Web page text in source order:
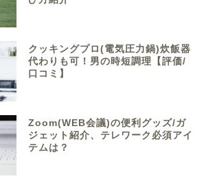
クッキングプロ(電気圧力鍋)炊飯器
代わりも可！男の時短調理【評価/
口コミ】
Zoom(WEB会議)の便利グッズ/ガ
ジェット紹介、テレワーク必須アイ
テムは？